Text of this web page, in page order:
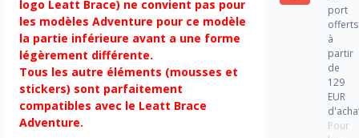
logo Leatt Brace) ne convient pas pour
les modèles Adventure pour ce modèle
la partie inférieure avant a une forme
légèrement différente.
Tous les autre éléments (mousses et
stickers) sont parfaitement
compatibles avec le Leatt Brace
Adventure.
port
offerts
à
partir
de
129
EUR
Pour